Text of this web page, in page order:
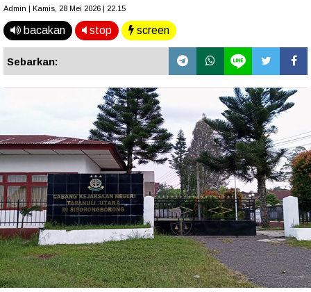
Admin | Kamis, 28 Mei 2026 | 22.15
bacakan stop screen
Sebarkan: